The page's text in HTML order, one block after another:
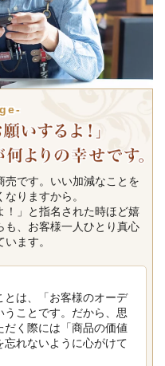
売です。いい加減なことを
りますから。
！」と指名された時ほど嬉
も、お客様一人ひとり真心
ます。
とは、「お客様のオーデ
うことです。だから、思
く際には「商品の価値
れないように心がけて